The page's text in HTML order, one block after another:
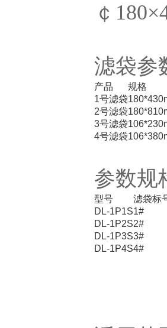
￠
滤袋参
产品
规格
1号滤袋
2号滤袋
3号滤袋
4号滤袋
参数规
型号
滤袋标
DL-1P1S1#
DL-1P2S2#
DL-1P3S3#
DL-1P4S4#